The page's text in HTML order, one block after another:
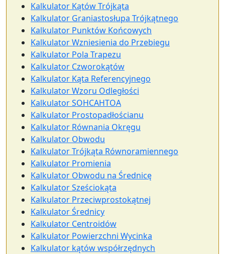
Kalkulator Kątów Trójkąta
Kalkulator Graniastosłupa Trójkątnego
Kalkulator Punktów Końcowych
Kalkulator Wzniesienia do Przebiegu
Kalkulator Pola Trapezu
Kalkulator Czworokątów
Kalkulator Kąta Referencyjnego
Kalkulator Wzoru Odległości
Kalkulator SOHCAHTOA
Kalkulator Prostopadłościanu
Kalkulator Równania Okręgu
Kalkulator Obwodu
Kalkulator Trójkąta Równoramiennego
Kalkulator Promienia
Kalkulator Obwodu na Średnicę
Kalkulator Sześciokąta
Kalkulator Przeciwprostokątnej
Kalkulator Średnicy
Kalkulator Centroidów
Kalkulator Powierzchni Wycinka
Kalkulator kątów współrzędnych